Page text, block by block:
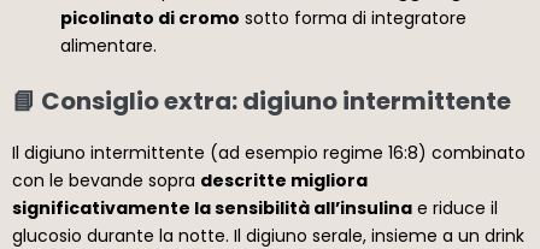
picolinato di cromo sotto forma di integratore
alimentare.
📘 Consiglio extra: digiuno intermittente
Il digiuno intermittente (ad esempio regime 16:8) combinato
con le bevande sopra descritte migliora
significativamente la sensibilità all’insulina e riduce il
glucosio durante la notte. Il digiuno serale, insieme a un drink